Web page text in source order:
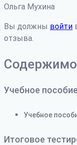
Ольга Мухина
Вы должны войти
отзыва.
Учебное пособие
Учебное
Итоговое